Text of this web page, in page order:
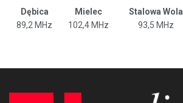
Dębica Mielec Stalowa Wola
89,2 MHz
102,4 MHz 93,5 MHz